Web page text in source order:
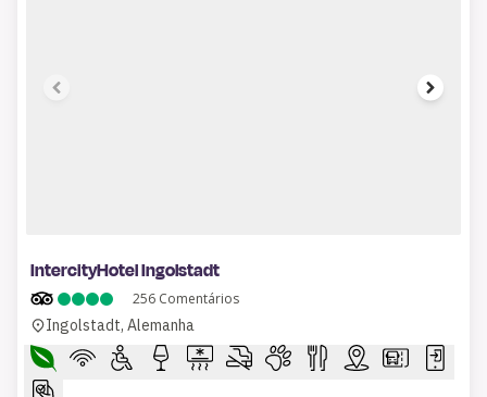
IntercityHotel Ingolstadt
256 Comentários
Ingolstadt, Alemanha